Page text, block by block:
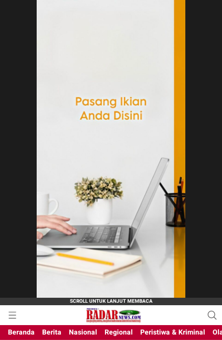
Beranda Berita Nasional Regional Peristiwa & Kriminal